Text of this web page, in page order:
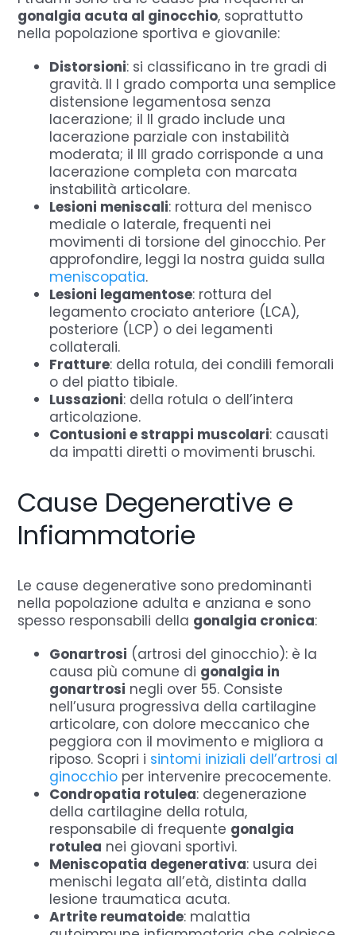
gonalgia acuta al ginocchio, soprattutto
nella popolazione sportiva e giovanile:
Distorsioni: si classificano in tre gradi di
gravità. Il I grado comporta una semplice
distensione legamentosa senza
lacerazione; il II grado include una
lacerazione parziale con instabilità
moderata; il III grado corrisponde a una
lacerazione completa con marcata
instabilità articolare.
Lesioni meniscali: rottura del menisco
mediale o laterale, frequenti nei
movimenti di torsione del ginocchio. Per
approfondire, leggi la nostra guida sulla
meniscopatia.
Lesioni legamentose: rottura del
legamento crociato anteriore (LCA),
posteriore (LCP) o dei legamenti
collaterali.
Fratture: della rotula, dei condili femorali
o del piatto tibiale.
Lussazioni: della rotula o dell’intera
articolazione.
Contusioni e strappi muscolari: causati
da impatti diretti o movimenti bruschi.
Cause Degenerative e
Infiammatorie
Le cause degenerative sono predominanti
nella popolazione adulta e anziana e sono
spesso responsabili della gonalgia cronica:
Gonartrosi (artrosi del ginocchio): è la
causa più comune di gonalgia in
gonartrosi negli over 55. Consiste
nell’usura progressiva della cartilagine
articolare, con dolore meccanico che
peggiora con il movimento e migliora a
riposo. Scopri i sintomi iniziali dell’artrosi al
ginocchio per intervenire precocemente.
Condropatia rotulea: degenerazione
della cartilagine della rotula,
responsabile di frequente gonalgia
rotulea nei giovani sportivi.
Meniscopatia degenerativa: usura dei
menischi legata all’età, distinta dalla
lesione traumatica acuta.
Artrite reumatoide: malattia